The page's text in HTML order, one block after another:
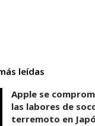
leídas
Apple se
las labores de
terremoto en